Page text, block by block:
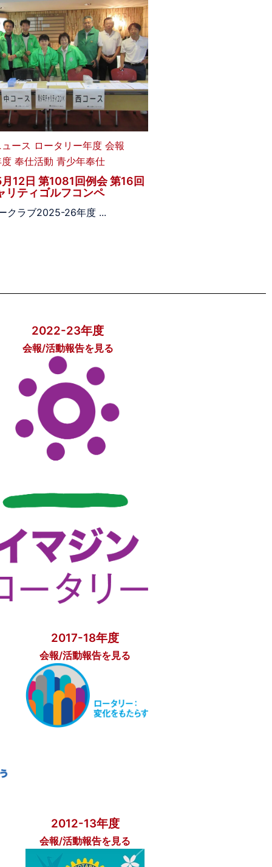
ース ロータリー年度 会報
奉仕活動 青少年奉仕
12日 第1081回例会 第16回
リティゴルフコンペ
クラブ2025-26年度 ...
2022-23年度
会報/活動報告を見る
2017-18年度
会報/活動報告を見る
2012-13年度
会報/活動報告を見る